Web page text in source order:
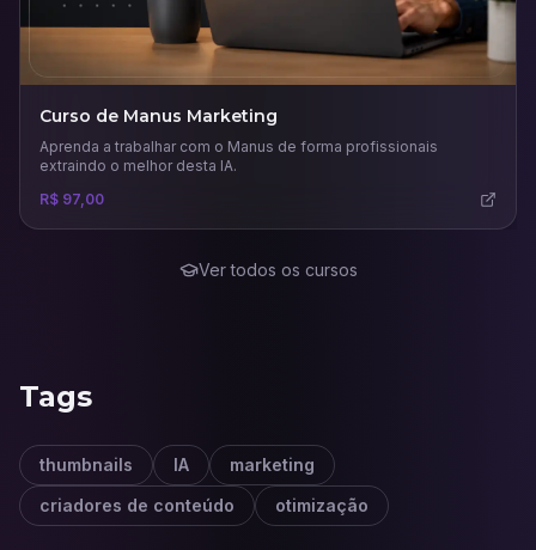
Curso de Manus Marketing
Aprenda a trabalhar com o Manus de forma profissionais
extraindo o melhor desta IA.
R$ 97,00
Ver todos os cursos
Tags
thumbnails IA
marketing
criadores de conteúdo
otimização